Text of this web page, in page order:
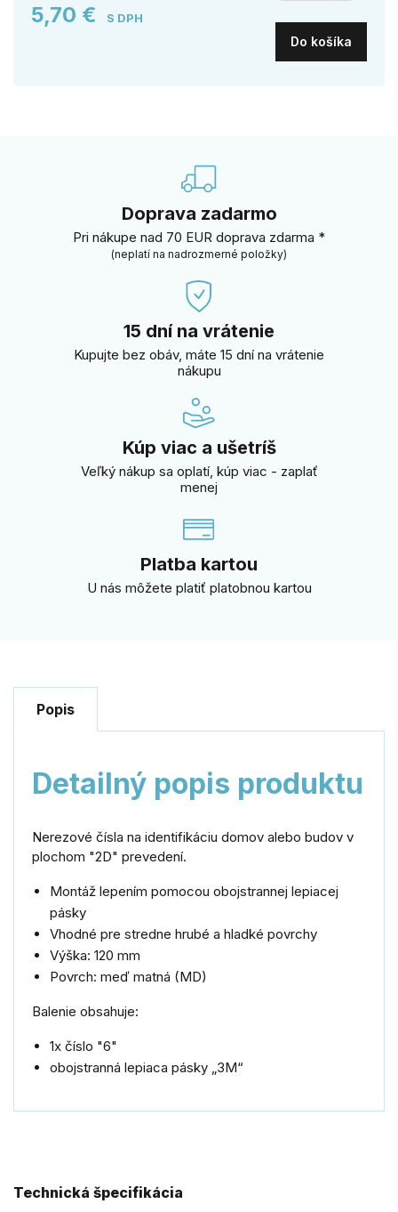
5,70 € S DPH
Do košíka
Doprava zadarmo
Pri nákupe nad 70 EUR doprava zdarma *
(neplatí na nadrozmerné položky)
15 dní na vrátenie
Kupujte bez obáv, máte 15 dní na vrátenie
nákupu
Kúp viac a ušetríš
Veľký nákup sa oplatí, kúp viac - zaplať
menej
Platba kartou
U nás môžete platiť platobnou kartou
Popis
Detailný popis produktu
Nerezové čísla na identifikáciu domov alebo budov v
plochom "2D" prevedení.
Montáž lepením pomocou obojstrannej lepiacej
pásky
Vhodné pre stredne hrubé a hladké povrchy
Výška: 120 mm
Povrch: meď matná (MD)
Balenie obsahuje:
1x číslo "6"
obojstranná lepiaca pásky „3M“
Technická špecifikácia